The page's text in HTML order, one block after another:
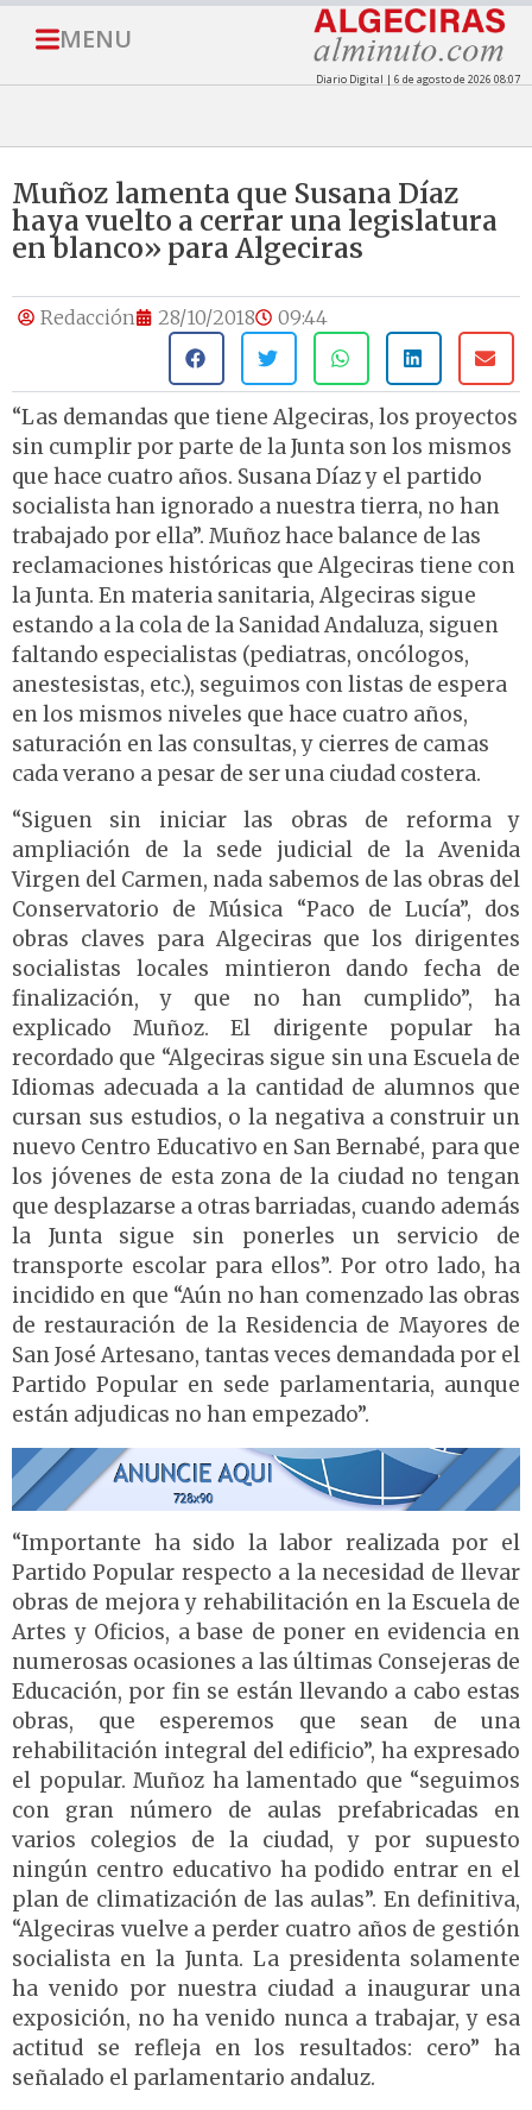
MENU
Diario Digital | 6 de agosto de 2026 08:07
Muñoz lamenta que Susana Díaz
haya vuelto a cerrar una legislatura
en blanco» para Algeciras
Redacción 28/10/2018 09:44
“Las demandas que tiene Algeciras, los proyectos
sin cumplir por parte de la Junta son los mismos
que hace cuatro años. Susana Díaz y el partido
socialista han ignorado a nuestra tierra, no han
trabajado por ella”. Muñoz hace balance de las
reclamaciones históricas que Algeciras tiene con
la Junta. En materia sanitaria, Algeciras sigue
estando a la cola de la Sanidad Andaluza, siguen
faltando especialistas (pediatras, oncólogos,
anestesistas, etc.), seguimos con listas de espera
en los mismos niveles que hace cuatro años,
saturación en las consultas, y cierres de camas
cada verano a pesar de ser una ciudad costera.
“Siguen sin iniciar las obras de reforma y
ampliación de la sede judicial de la Avenida
Virgen del Carmen, nada sabemos de las obras del
Conservatorio de Música “Paco de Lucía”, dos
obras claves para Algeciras que los dirigentes
socialistas locales mintieron dando fecha de
finalización, y que no han cumplido”, ha
explicado Muñoz.
El dirigente popular ha
recordado que “Algeciras sigue sin una Escuela de
Idiomas adecuada a la cantidad de alumnos que
cursan sus estudios, o la negativa a construir un
nuevo Centro Educativo en San Bernabé, para que
los jóvenes de esta zona de la ciudad no tengan
que desplazarse a otras barriadas, cuando además
la Junta sigue sin ponerles un servicio de
transporte escolar para ellos”. Por otro lado, ha
incidido en que “Aún no han comenzado las obras
de restauración de la Residencia de Mayores de
San José Artesano, tantas veces demandada por el
Partido Popular en sede parlamentaria, aunque
están adjudicas no han empezado”.
“Importante ha sido la labor realizada por el
Partido Popular respecto a la necesidad de llevar
obras de mejora y rehabilitación en la Escuela de
Artes y Oficios, a base de poner en evidencia en
numerosas ocasiones a las últimas Consejeras de
Educación, por fin se están llevando a cabo estas
obras, que esperemos que sean de una
rehabilitación integral del edificio”, ha expresado
el popular. Muñoz ha lamentado que “seguimos
con gran número de aulas prefabricadas en
varios colegios de la ciudad, y por supuesto
ningún centro educativo ha podido entrar en el
plan de climatización de las aulas”. En definitiva,
“Algeciras vuelve a perder cuatro años de gestión
socialista en la Junta. La presidenta solamente
ha venido por nuestra ciudad a inaugurar una
exposición, no ha venido nunca a trabajar, y esa
actitud se refleja en los resultados: cero” ha
señalado el parlamentario andaluz.